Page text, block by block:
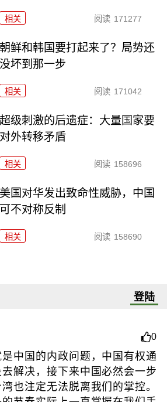
相关 阅读 171277
朝鲜和韩国要打起来了？局势还
没坏到那一步
相关 阅读 171042
超级刺激的后遗症：大量国家要
对外转移矛盾
相关 阅读 158696
美国对华发出致命性威胁，中国
可不对称反制
相关 阅读 158690
登陆
0
是中国的内政问题，中国有权通
解决，接下来中国必然会一步
也注定无法脱离我们的掌控。